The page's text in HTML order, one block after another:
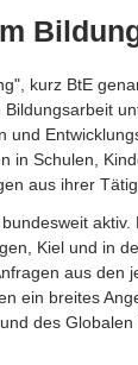
kurz BtE
und
in Schulen,
aus ihrer
Kiel und in
aus den
ein breites
des Globalen